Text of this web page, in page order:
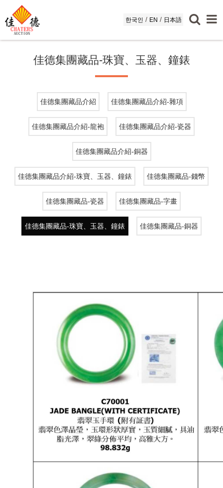
한국인 / EN / 日本語
佳德集團藏品-珠寶、玉器、鐘錶
佳德集團藏品介紹 佳德集團藏品介紹-雜項
佳德集團藏品介紹-龍袍 佳德集團藏品介紹-瓷器
佳德集團藏品介紹-銅器
佳德集團藏品介紹-珠寶、玉器、鐘錶 佳德集團藏品-錢幣
佳德集團藏品-瓷器 佳德集團藏品-字畫
佳德集團藏品-珠寶、玉器、鐘錶 佳德集團藏品-銅器